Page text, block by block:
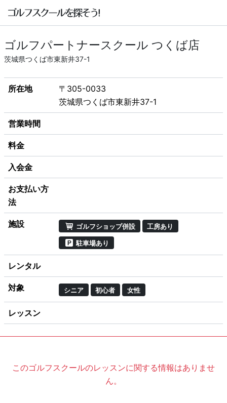
ゴルフパートナースクール つくば店
茨城県つくば市東新井37-1
所在地
〒305-0033
茨城県つくば市東新井37-1
営業時間
料金
入会金
お支払い方
法
施設 ゴルフショップ併設 工房あり
駐車場あり
レンタル
対象 シニア 初心者 女性
レッスン
このゴルフスクールのレッスンに関する情報はありませ
ん。